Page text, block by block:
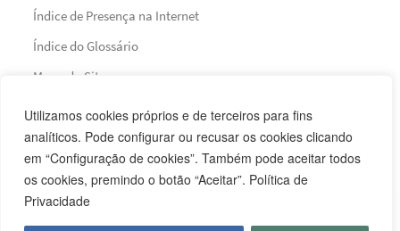
Utilizamos cookies próprios e de terceiros para fins
analíticos. Pode configurar ou recusar os cookies clicando
em “Configuração de cookies”. Também pode aceitar todos
os cookies, premindo o botão “Aceitar”. Política de
Privacidade
Índice de Presença na Internet
Índice do Glossário
Mapa do Site
Financiamento